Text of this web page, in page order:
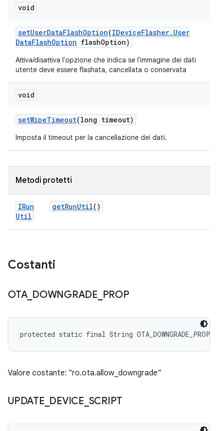
void
setUserDataFlashOption(IDeviceFlasher. User
DataFlashOption flashOption)
Attiva/disattiva l'opzione che indica se l'immagine dei dati
utente deve essere flashata, cancellata o conservata
void
setWipeTimeout(long timeout)
Imposta il timeout per la cancellazione dei dati.
Metodi protetti
IRun
Util
getRunUtil()
Costanti
OTA_ DOWNGRADE PROP
protected static final String OTA_DOWNGRADE_PROP
Valore costante: "ro.ota.allow_downgrade"
UPDATE DEVICE SCRIPT